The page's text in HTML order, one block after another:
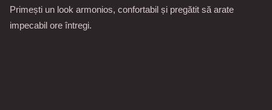
Primești un look armonios, confortabil și pregătit să arate
impecabil ore întregi.